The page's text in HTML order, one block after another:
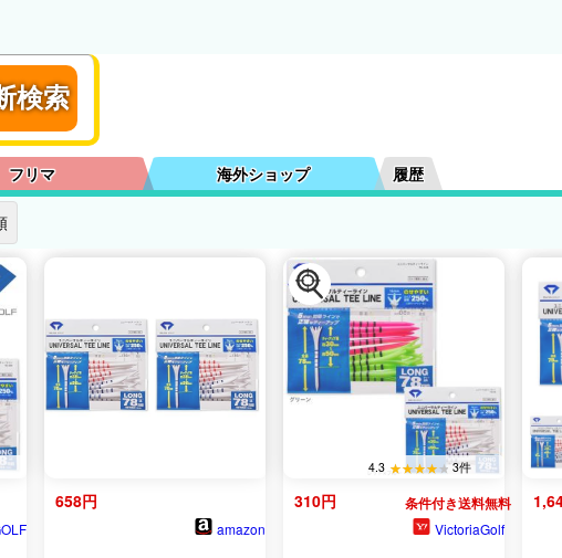
検索
フリマ 海外ショップ 履歴
658円
amazon
310円
条件付き送料無料
VictoriaGolf
4.3 3件